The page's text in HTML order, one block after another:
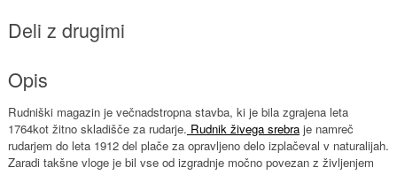
Deli z drugimi
Opis
Rudniški magazin je večnadstropna stavba, ki je bila zgrajena leta
1764kot žitno skladišče za rudarje. Rudnik živega srebraje namreč
rudarjem do leta 1912 del plače za opravljeno delo izplačeval v naturalijah.
Zaradi takšne vloge je bil vse od izgradnje močno povezan z življenjem